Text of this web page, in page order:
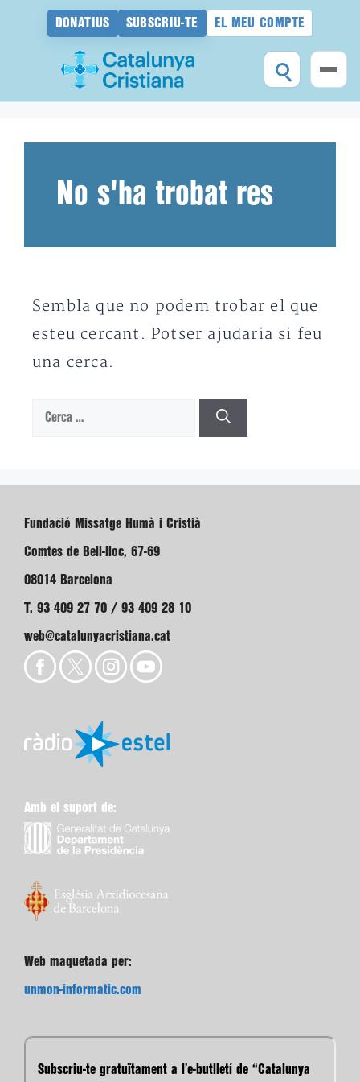
DONATIUS SUBSCRIU-TE EL MEU COMPTE
No s'ha trobat res
Sembla que no podem trobar el que
esteu cercant. Potser ajudaria si feu
una cerca.
Cerca:
Fundació Missatge Humà i Cristià
Comtes de Bell-lloc, 67-69
08014 Barcelona
T. 93 409 27 70 / 93 409 28 10
web@catalunyacristiana.cat
Amb el suport de:
Web maquetada per:
unmon-informatic.com
Subscriu-te gratuïtament a l’e-butlletí de “Catalunya